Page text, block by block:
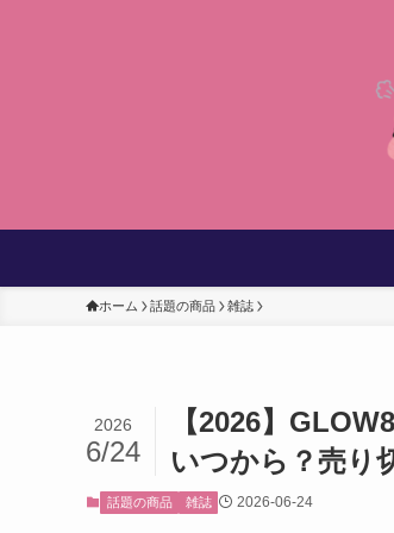
ホーム 話題の商品 雑誌
【2026】
いつから？売り
2026
6/24
話題の商品 雑誌 2026-06-24